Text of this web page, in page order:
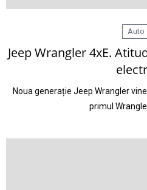
Auto
Jeep Wrangler 4xE.
Noua generație Jeep Wrangler
primul